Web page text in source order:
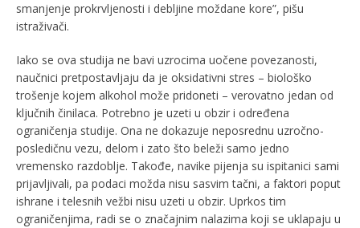
smanjenje prokrvljenosti i debljine moždane kore”, pišu
istraživači.
Iako se ova studija ne bavi uzrocima uočene povezanosti,
naučnici pretpostavljaju da je oksidativni stres – biološko
trošenje kojem alkohol može pridoneti – verovatno jedan od
ključnih činilaca. Potrebno je uzeti u obzir i određena
ograničenja studije. Ona ne dokazuje neposrednu uzročno-
posledičnu vezu, delom i zato što beleži samo jedno
vremensko razdoblje. Takođe, navike pijenja su ispitanici sami
prijavljivali, pa podaci možda nisu sasvim tačni, a faktori poput
ishrane i telesnih vežbi nisu uzeti u obzir. Uprkos tim
ograničenjima, radi se o značajnim nalazima koji se uklapaju u